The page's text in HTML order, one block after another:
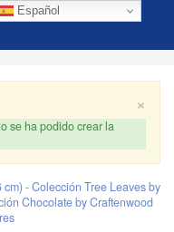
Español
×
se ha podido crear la
- Colección Tree Leaves by
Chocolate by Craftenwood